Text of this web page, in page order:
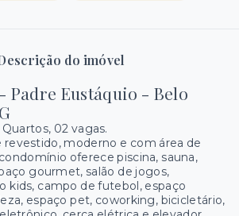
do imóvel
Padre Eustáquio - Belo
02 vagas.
moderno e com área de
oferece piscina, sauna,
gourmet, salão de jogos,
kids, campo de futebol, espaço
espaço pet, coworking, bicicletário,